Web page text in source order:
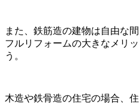
また、鉄筋造の建物は自由な
フルリフォームの大きなメリ
う。
木造や鉄骨造の住宅の場合、